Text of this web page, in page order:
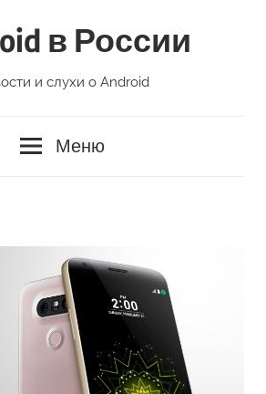
в России
и слухи о Android
Меню